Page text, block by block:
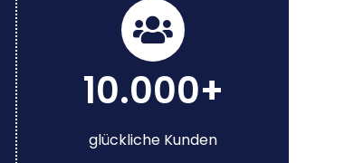
10.000+
glückliche Kunden